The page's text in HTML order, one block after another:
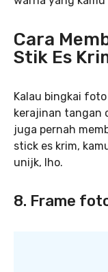
Cara
Stik Es
Kalau bingkai
kerajinan tangan
juga pernah
stick es krim,
unijk, lho.
8. Frame